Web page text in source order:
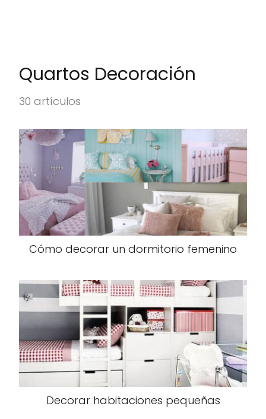
Quartos Decoración
30 artículos
Cómo decorar un dormitorio femenino
Decorar habitaciones pequeñas